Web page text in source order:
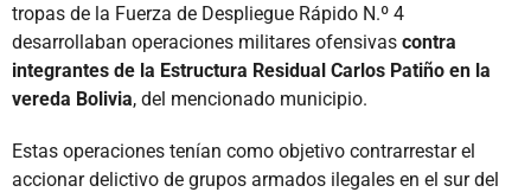
tropas de la Fuerza de Despliegue Rápido N.º 4
desarrollaban operaciones militares ofensivas contra
integrantes de la Estructura Residual Carlos Patiño en la
vereda Bolivia, del mencionado municipio.
Estas operaciones tenían como objetivo contrarrestar el
accionar delictivo de grupos armados ilegales en el sur del